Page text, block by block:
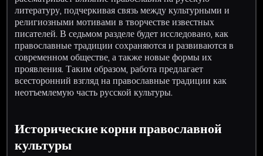
литературу, подчеркивая связь между культурными и
религиозными мотивами в творчестве известных
писателей. В седьмом разделе будет исследовано, как
православные традиции сохраняются и развиваются в
современном обществе, а также новые формы их
проявления. Таким образом, работа предлагает
всесторонний взгляд на православные традиции как
неотъемлемую часть русской культуры.
Исторические корни православной
культуры